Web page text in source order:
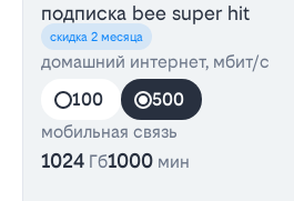
подписка bee super hit
скидка 2 месяца
домашний интернет, мбит/с
100
500
мобильная связь
1024 Гб1000 мин